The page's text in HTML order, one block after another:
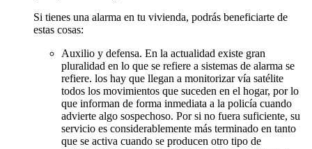
Si tienes una alarma en tu vivienda, podrás beneficiarte de
estas cosas:
Auxilio y defensa. En la actualidad existe gran
pluralidad en lo que se refiere a sistemas de alarma se
refiere. los hay que llegan a monitorizar vía satélite
todos los movimientos que suceden en el hogar, por lo
que informan de forma inmediata a la policía cuando
advierte algo sospechoso. Por si no fuera suficiente, su
servicio es considerablemente más terminado en tanto
que se activa cuando se producen otro tipo de